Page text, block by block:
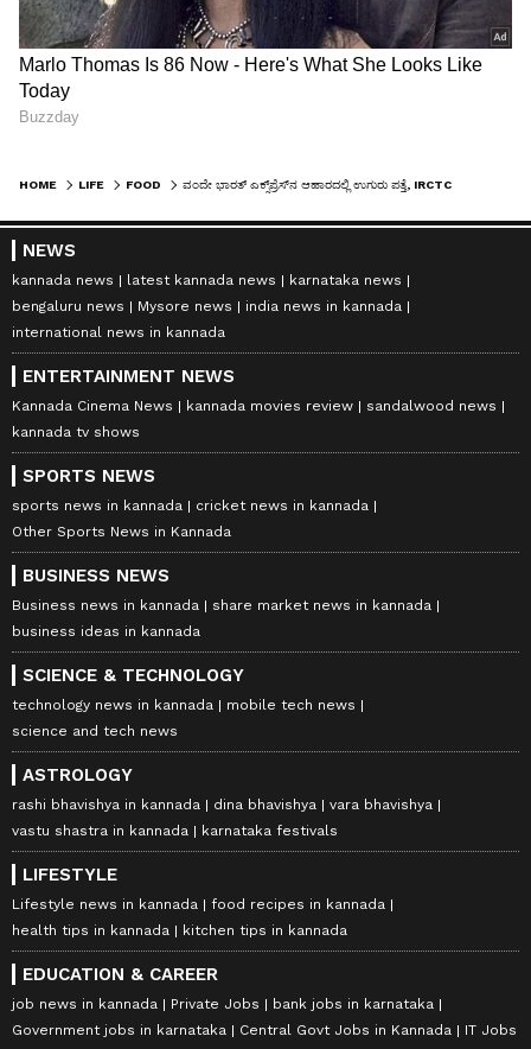
HOME LIFE FOOD
NEWS
kannada news latest kannada news
karnataka news
bengaluru news
Mysore news
india news in kannada
international news in kannada
ENTERTAINMENT NEWS
Kannada Cinema News kannada movies review
sandalwood news
kannada tv shows
SPORTS NEWS
sports news in kannada
cricket news in kannada
Other Sports News in Kannada
BUSINESS NEWS
Business news in kannada
share market news in kannada
business ideas in kannada
SCIENCE & TECHNOLOGY
technology news in kannada
mobile tech news
science and tech news
ASTROLOGY
rashi bhavishya in kannada dina bhavishya
vara bhavishya
vastu shastra in kannada
karnataka festivals
LIFESTYLE
Lifestyle news in kannada
food recipes in kannada
health tips in kannada
kitchen tips in kannada
EDUCATION & CAREER
job news in kannada Private Jobs
bank jobs in karnataka
Government jobs in karnataka
Central Govt Jobs in Kannada IT Jobs